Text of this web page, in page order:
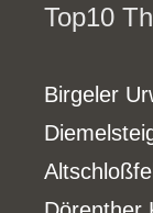
Top10
Birgeler